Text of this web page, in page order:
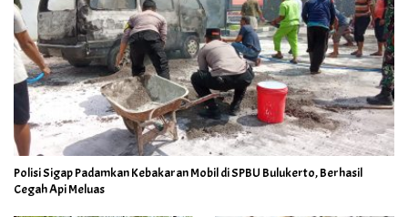
Polisi Sigap Padamkan Kebakaran Mobil di SPBU Bulukerto, Berhasil
Cegah Api Meluas